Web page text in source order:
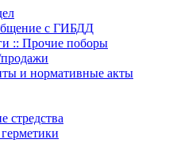
с ГИБДД
:: Прочие поборы
и нормативные акты